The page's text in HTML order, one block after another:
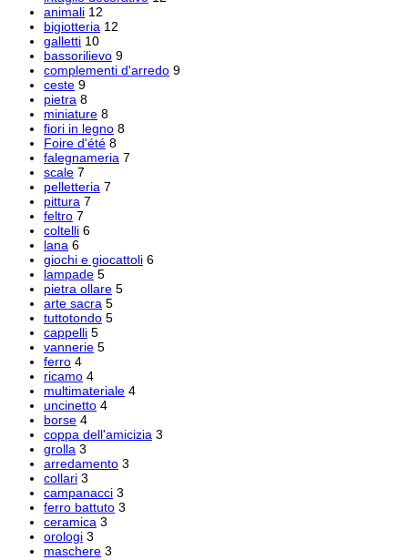
animali 12
bigiotteria 12
galletti 10
bassorilievo 9
complementi d'arredo 9
ceste 9
pietra 8
miniature 8
fiori in legno 8
Foire d'été 8
falegnameria 7
scale 7
pelletteria 7
pittura 7
feltro 7
coltelli 6
lana 6
giochi e giocattoli 6
lampade 5
pietra ollare 5
arte sacra 5
tuttotondo 5
cappelli 5
vannerie 5
ferro 4
ricamo 4
multimateriale 4
uncinetto 4
borse 4
coppa dell'amicizia 3
grolla 3
arredamento 3
collari 3
campanacci 3
ferro battuto 3
ceramica 3
orologi 3
maschere 3